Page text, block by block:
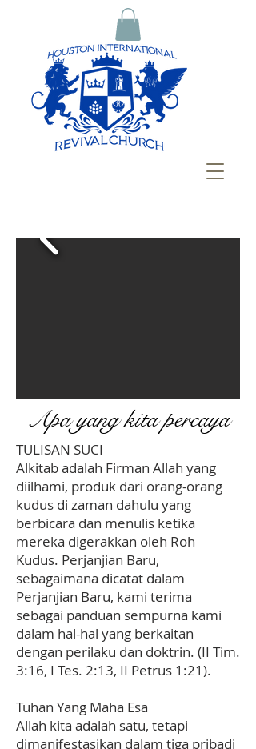
Apa yang kita percaya
TULISAN SUCI
Alkitab adalah Firman Allah yang
diilhami, produk dari orang-orang
kudus di zaman dahulu yang
berbicara dan menulis ketika
mereka digerakkan oleh Roh
Kudus. Perjanjian Baru,
sebagaimana dicatat dalam
Perjanjian Baru, kami terima
sebagai panduan sempurna kami
dalam hal-hal yang berkaitan
dengan perilaku dan doktrin. (II Tim.
3:16, I Tes. 2:13, II Petrus 1:21).
Tuhan Yang Maha Esa
Allah kita adalah satu, tetapi
dimanifestasikan dalam tiga pribadi